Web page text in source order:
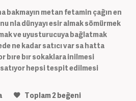
bakmayın metan fetamin çağın en
nla dünyayı esir almak sömürmek
ve uyusturucuya bağlatmak
ne kadar satıcı var sa hatta
bıre bır sokaklara inilmesi
hepsi tespit edilmesi
Toplam2 beğeni